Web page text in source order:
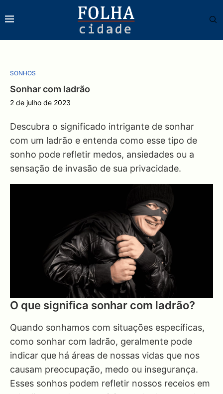
SONHOS
Sonhar com ladrão
2 de julho de 2023
Descubra o significado intrigante de sonhar
com um ladrão e entenda como esse tipo de
sonho pode refletir medos, ansiedades ou a
sensação de invasão de sua privacidade.
O que significa sonhar com ladrão?
Quando sonhamos com situações específicas,
como sonhar com ladrão, geralmente pode
indicar que há áreas de nossas vidas que nos
causam preocupação, medo ou insegurança.
Esses sonhos podem refletir nossos receios em